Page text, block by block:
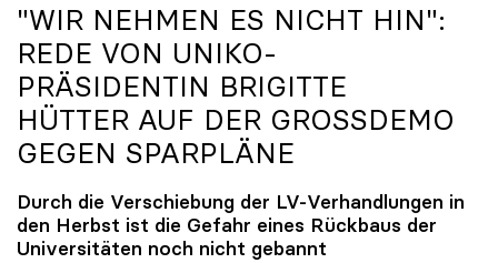
"WIR NEHMEN ES NICHT HIN":
REDE VON UNIKO-
PRÄSIDENTIN BRIGITTE
HÜTTER AUF DER GROSSDEMO G
EGEN SPARPLÄNE
Durch die Verschiebung der LV-Verhandlungen in
den Herbst ist die Gefahr eines Rückbaus der
Universitäten noch nicht gebannt